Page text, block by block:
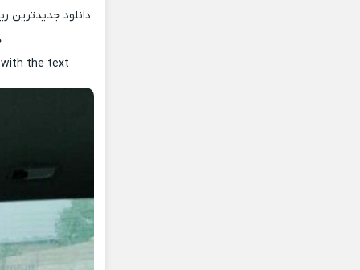
دانلود
with the text